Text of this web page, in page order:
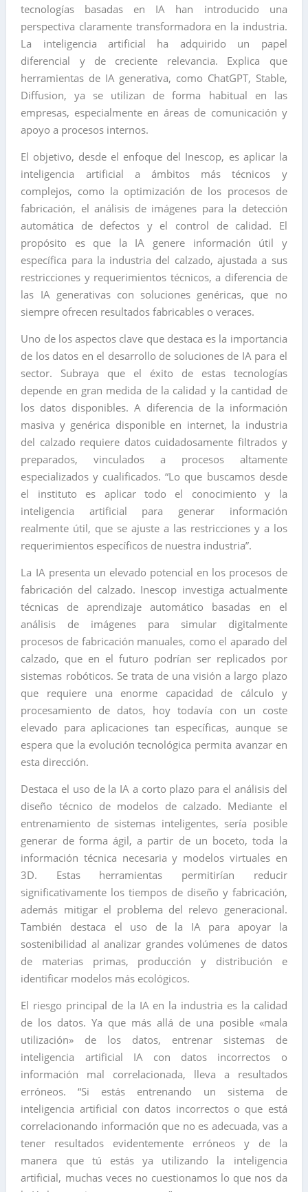
tecnologías basadas en IA han introducido una
perspectiva claramente transformadora en la industria.
La inteligencia artificial ha adquirido un papel
diferencial y de creciente relevancia. Explica que
herramientas de IA generativa, como ChatGPT, Stable,
Diffusion, ya se utilizan de forma habitual en las
empresas, especialmente en áreas de comunicación y
apoyo a procesos internos.
El objetivo, desde el enfoque del Inescop, es aplicar la
inteligencia artificial a ámbitos más técnicos y
complejos, como la optimización de los procesos de
fabricación, el análisis de imágenes para la detección
automática de defectos y el control de calidad. El
propósito es que la IA genere información útil y
específica para la industria del calzado, ajustada a sus
restricciones y requerimientos técnicos, a diferencia de
las IA generativas con soluciones genéricas, que no
siempre ofrecen resultados fabricables o veraces.
Uno de los aspectos clave que destaca es la importancia
de los datos en el desarrollo de soluciones de IA para el
sector. Subraya que el éxito de estas tecnologías
depende en gran medida de la calidad y la cantidad de
los datos disponibles. A diferencia de la información
masiva y genérica disponible en internet, la industria
del calzado requiere datos cuidadosamente filtrados y
preparados, vinculados a procesos altamente
especializados y cualificados. “Lo que buscamos desde
el instituto es aplicar todo el conocimiento y la
inteligencia artificial para generar información
realmente útil, que se ajuste a las restricciones y a los
requerimientos específicos de nuestra industria”.
La IA presenta un elevado potencial en los procesos de
fabricación del calzado. Inescop investiga actualmente
técnicas de aprendizaje automático basadas en el
análisis de imágenes para simular digitalmente
procesos de fabricación manuales, como el aparado del
calzado, que en el futuro podrían ser replicados por
sistemas robóticos. Se trata de una visión a largo plazo
que requiere una enorme capacidad de cálculo y
procesamiento de datos, hoy todavía con un coste
elevado para aplicaciones tan específicas, aunque se
espera que la evolución tecnológica permita avanzar en
esta dirección.
Destaca el uso de la IA a corto plazo para el análisis del
diseño técnico de modelos de calzado. Mediante el
entrenamiento de sistemas inteligentes, sería posible
generar de forma ágil, a partir de un boceto, toda la
información técnica necesaria y modelos virtuales en
3D. Estas herramientas permitirían reducir
significativamente los tiempos de diseño y fabricación,
además mitigar el problema del relevo generacional.
También destaca el uso de la IA para apoyar la
sostenibilidad al analizar grandes volúmenes de datos
de materias primas, producción y distribución e
identificar modelos más ecológicos.
El riesgo principal de la IA en la industria es la calidad
de los datos. Ya que más allá de una posible «mala
utilización» de los datos, entrenar sistemas de
inteligencia artificial IA con datos incorrectos o
información mal correlacionada, lleva a resultados
erróneos. “Si estás entrenando un sistema de
inteligencia artificial con datos incorrectos o que está
correlacionando información que no es adecuada, vas a
tener resultados evidentemente erróneos y de la
manera que tú estás ya utilizando la inteligencia
artificial, muchas veces no cuestionamos lo que nos da